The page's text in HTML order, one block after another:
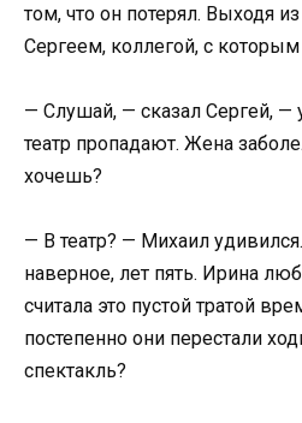
том, что он потерял. Выходя
Сергеем, коллегой, с
— Слушай, — сказал Сергей, —
театр пропадают. Жена
хочешь?
— В театр? — Михаил
наверное, лет пять. Ирина
считала это пустой тратой
постепенно они перестали
спектакль?